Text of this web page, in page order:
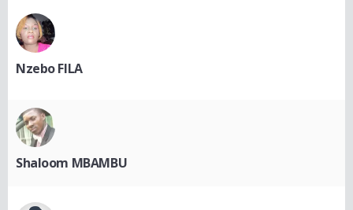
Nzebo FILA
Shaloom MBAMBU